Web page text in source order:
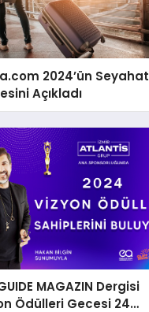
2024’ün Seyahat
Açıkladı
MAGAZIN Dergisi
Ödülleri Gecesi 24